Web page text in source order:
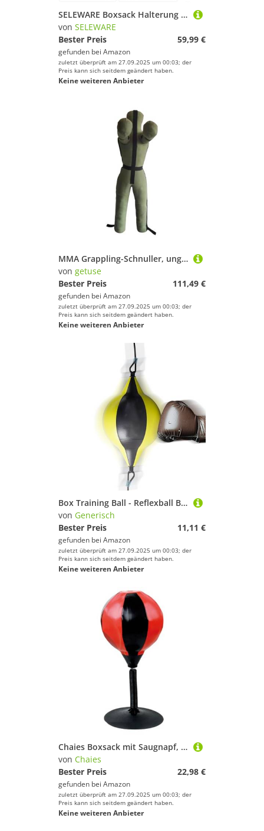
SELEWARE Boxsack Halterung Boxsack Wandhalterung - Boxsackhalterung, zum Aufhängen von Boxen, Hardware, robuste Halterung für Boxen, Muay Thai und Training, 400LBS Traglast
von SELEWARE
Bester Preis
59,99 €
gefunden bei Amazon
zuletzt überprüft am 27.09.2025 um 00:03; der
Preis kann sich seitdem geändert haben.
Keine weiteren Anbieter
MMA Grappling-Schnuller, ungefüllt, Ringen, Boxsack, Werfen, Boxen, Training, Übung, Dummy für Herren, Kickboxen, MMA, 160 cm, Grün
von getuse
Bester Preis
111,49 €
gefunden bei Amazon
zuletzt überprüft am 27.09.2025 um 00:03; der
Preis kann sich seitdem geändert haben.
Keine weiteren Anbieter
Box Training Ball - Reflexball Boxzubehör Für Training,Fitnessgerät Für Stressabbau Zuhause Kampfsport
von Generisch
Bester Preis
11,11 €
gefunden bei Amazon
zuletzt überprüft am 27.09.2025 um 00:03; der
Preis kann sich seitdem geändert haben.
Keine weiteren Anbieter
Chaies Boxsack mit Saugnapf, Büro-Geschwindigkeitstaschen für Boxen, Saugnapf, Geschwindigkeit, Reflex, Box-Reflex-Tasche, lustig, für Weihnachten, Thanksgiving, Geburtstag
von Chaies
Bester Preis
22,98 €
gefunden bei Amazon
zuletzt überprüft am 27.09.2025 um 00:03; der
Preis kann sich seitdem geändert haben.
Keine weiteren Anbieter